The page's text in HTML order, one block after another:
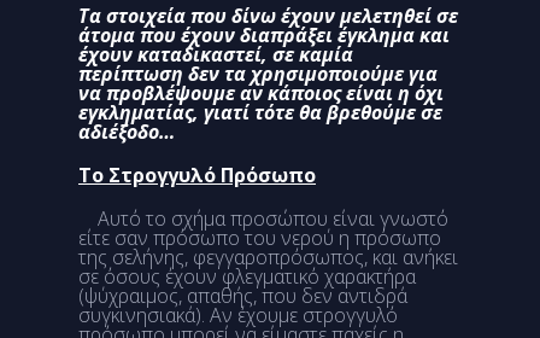
Τα στοιχεία που δίνω έχουν μελετηθεί σε
άτομα που έχουν διαπράξει έγκλημα και
έχουν καταδικαστεί, σε καμία
περίπτωση δεν τα χρησιμοποιούμε για
να προβλέψουμε αν κάποιος είναι η όχι
εγκληματίας, γιατί τότε θα βρεθούμε σε
αδιέξοδο…
Το Στρογγυλό Πρόσωπο
Αυτό το σχήμα προσώπου είναι γνωστό
είτε σαν πρόσωπο του νερού η πρόσωπο
της σελήνης, φεγγαροπρόσωπος, και ανήκει
σε όσους έχουν φλεγματικό χαρακτήρα
(ψύχραιμος,απαθής, που δεν αντιδρά
συγκινησιακά). Αν έχουμε στρογγυλό